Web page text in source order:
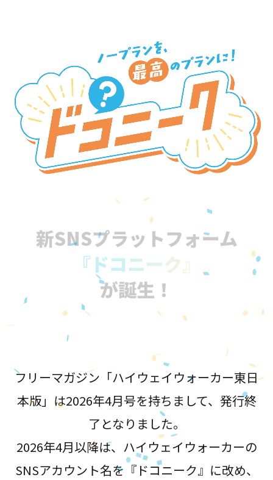
新SNSプラットフォーム
『ドコニーク』
が誕生！
フリーマガジン「ハイウェイウォーカー東日
本版」は2026年4月号を持ちまして、発行終
了となりました。
2026年4月以降は、ハイウェイウォーカーの
SNSアカウント名を『ドコニーク』に改め、